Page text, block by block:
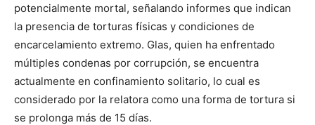
potencialmente mortal, señalando informes que indican
la presencia de torturas físicas y condiciones de
encarcelamiento extremo. Glas, quien ha enfrentado
múltiples condenas por corrupción, se encuentra
actualmente en confinamiento solitario, lo cual es
considerado por la relatora como una forma de tortura si
se prolonga más de 15 días.